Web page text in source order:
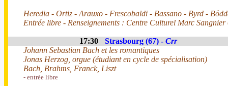
Heredia - Ortiz - Arauxo - Frescobaldi - Bassano - Byrd -
Entrée libre - Renseignements : Centre Culturel Marc
17:30 Strasbourg (67) - Crr
Johann Sebastian Bach et les romantiques
Jonas Herzog, orgue (étudiant en cycle de spécialisation)
Bach, Brahms, Franck, Liszt
- entrée libre